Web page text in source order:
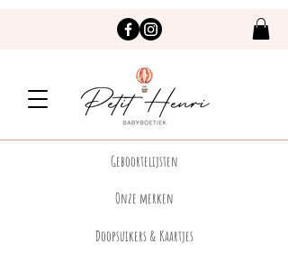
Geboortelijsten
Onze merken
Doopsuikers & Kaartjes